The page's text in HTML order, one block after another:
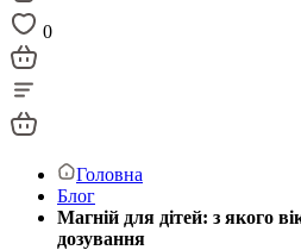
0
Головна
Блог
Магній для дітей: з якого
дозування